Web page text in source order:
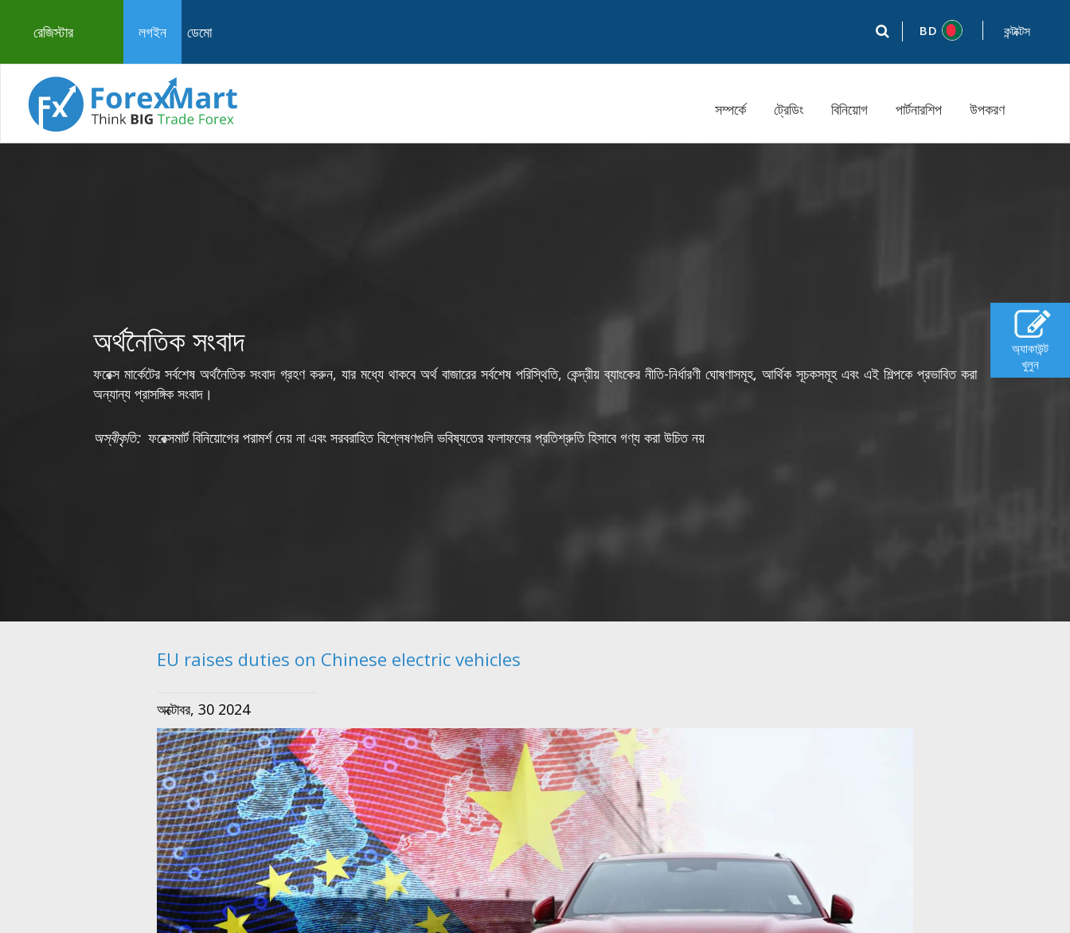
রেজিস্টার লগইন ডেমো BD কন্টাক্টস
সম্পর্কে ট্রেডিং বিনিয়োগ পার্টনারশিপ উপকরণ
অর্থনৈতিক সংবাদ
ফরেক্স মার্কেটের সর্বশেষ অর্থনৈতিক সংবাদ গ্রহণ করুন, যার মধ্যে থাকবে অর্থ বাজারের সর্বশেষ পরিস্থিতি, কেন্দ্রীয় ব্যাংকের নীতি-নির্ধারণী ঘোষণাসমূহ, আর্থিক সূচকসমূহ এবং এই শিল্পকে প্রভাবিত করা
অন্যান্য প্রাসঙ্গিক সংবাদ।
অস্বীকৃতি: ফরেক্সমার্ট বিনিয়োগের পরামর্শ দেয় না এবং সরবরাহিত বিশ্লেষণগুলি ভবিষ্যতের ফলাফলের প্রতিশ্রুতি হিসাবে গণ্য করা উচিত নয়
EU raises duties on Chinese electric vehicles
অক্টোবর, 30 2024
অ্যাকাউন্ট
খুলুন